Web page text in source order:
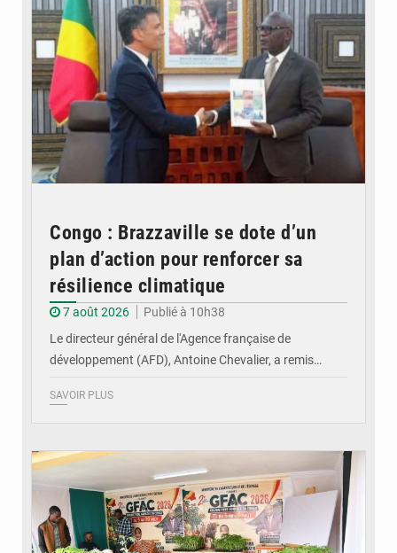
Congo : Brazzaville se dote d’un
plan d’action pour renforcer sa
résilience climatique
7 août 2026
Publié à 10h38
Le directeur général de l'Agence française de
développement (AFD), Antoine Chevalier, a remis…
SAVOIR PLUS